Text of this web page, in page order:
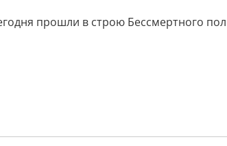
прошли в строю Бессмертного